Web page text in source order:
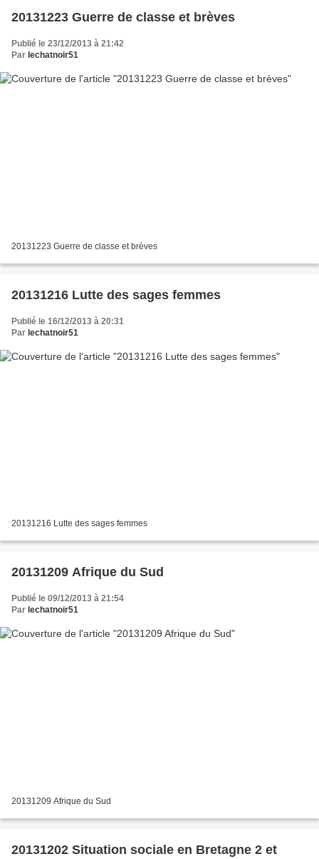
20131223 Guerre de classe et brèves
Publié le 23/12/2013 à 21:42
Par lechatnoir51
20131223 Guerre de classe et brèves
20131216 Lutte des sages femmes
Publié le 16/12/2013 à 20:31
Par lechatnoir51
20131216 Lutte des sages femmes
20131209 Afrique du Sud
Publié le 09/12/2013 à 21:54
Par lechatnoir51
20131209 Afrique du Sud
20131202 Situation sociale en Bretagne 2 et